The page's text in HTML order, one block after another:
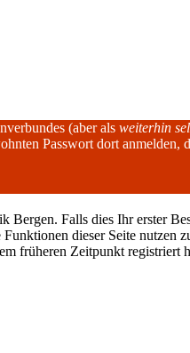
(aber als weiterhin
Passwort dort anmelden,
Falls dies Ihr erster
dieser Seite nutzen
früheren Zeitpunkt registriert